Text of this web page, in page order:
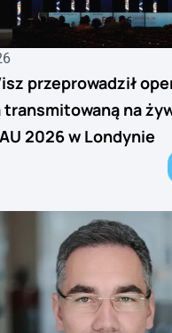
przeprowadził
na
2026 w Londynie